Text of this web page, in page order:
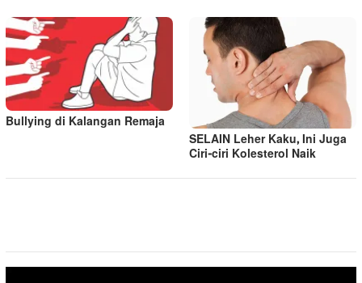
Bullying di Kalangan Remaja
SELAIN Leher Kaku, Ini Juga
Ciri-ciri Kolesterol Naik